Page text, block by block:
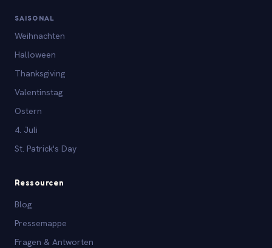
SAISONAL
Weihnachten
Halloween
Thanksgiving
Valentinstag
Ostern
4. Juli
St. Patrick's Day
Ressourcen
Blog
Pressemappe
Fragen & Antworten